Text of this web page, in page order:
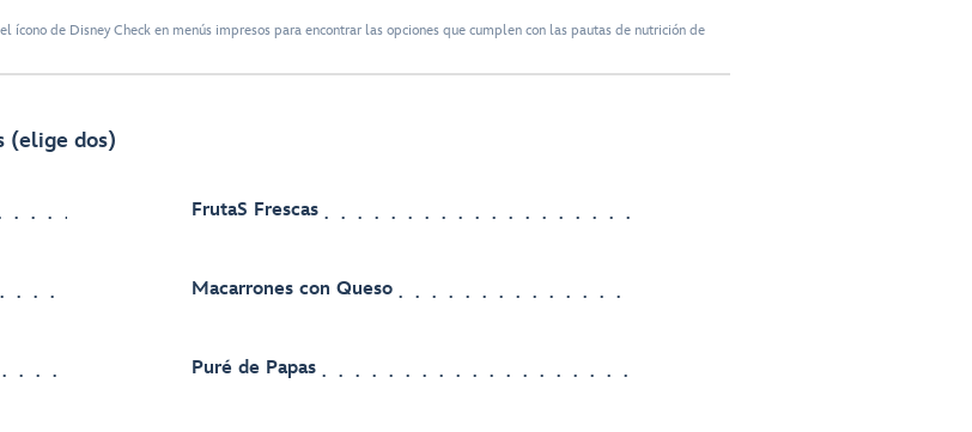
ícono de Disney Check en menús impresos para encontrar las opciones que cumplen con las pautas de nutrición de
(elige dos)
FrutaS Frescas
Macarrones con Queso
Puré de Papas